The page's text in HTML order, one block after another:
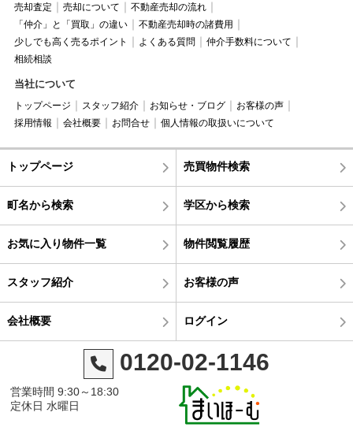
売却査定 売却について
不動産売却の流れ
「仲介」と「買取」の違い
不動産売却時の諸費用
少しでも高く売るポイント
よくある質問
仲介手数料について
相続相談
当社について
トップページ スタッフ紹介 お知らせ・ブログ
お客様の声
採用情報
会社概要 お問合せ 個人情報の取扱いについて
トップページ 売買物件検索
町名から検索 学区から検索
お気に入り物件一覧 物件閲覧履歴
スタッフ紹介 お客様の声
会社概要 ログイン
0120-02-1146
営業時間 9:30～18:30
定休日 水曜日